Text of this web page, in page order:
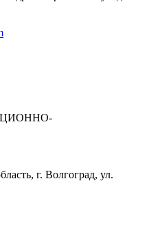
г. Волгоград, ул.